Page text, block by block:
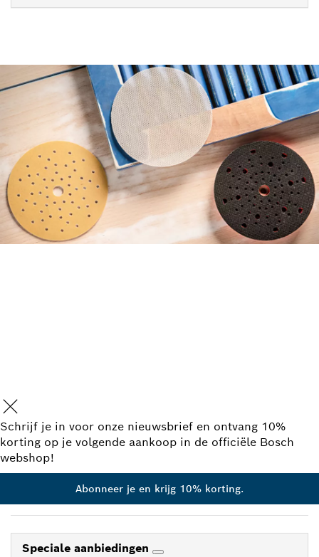
Schrijf je in voor onze nieuwsbrief en ontvang 10%
korting op je volgende aankoop in de officiële Bosch
webshop!
Abonneer je en krijg 10% korting.
Speciale aanbiedingen